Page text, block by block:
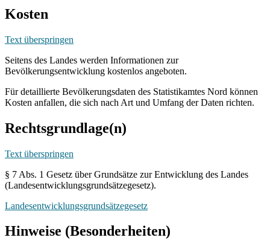
Kosten
Text überspringen
Seitens des Landes werden Informationen zur
Bevölkerungsentwicklung kostenlos angeboten.
Für detaillierte Bevölkerungsdaten des Statistikamtes Nord können
Kosten anfallen, die sich nach Art und Umfang der Daten richten.
Rechtsgrundlage(n)
Text überspringen
§ 7 Abs. 1 Gesetz über Grundsätze zur Entwicklung des Landes
(Landesentwicklungsgrundsätzegesetz).
Landesentwicklungsgrundsätzegesetz
Hinweise (Besonderheiten)